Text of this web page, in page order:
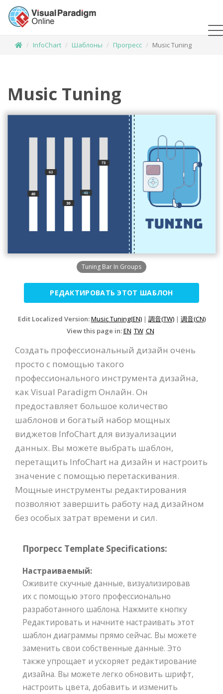
InfoChart Шаблоны Прогресс Music Tuning
Music Tuning
Tuning Bar In Groups
РЕДАКТИРОВАТЬ ЭТОТ ШАБЛОН
Edit Localized Version:Music Tuning(EN)| 調音(TW)| 调音(CN)
View this page in:EN TW CN
Создать профессиональный дизайн очень
просто с помощью такого
профессионального инструмента дизайна,
как Visual Paradigm Онлайн. Он
предоставляет большое количество
шаблонов и богатый набор мощных
виджетов InfoChart для визуализации
данных. Вы можете выбрать шаблон,
перетащить InfoChart на дизайн и настроить
значение с помощью перетаскивания.
Мощные инструменты редактирования
позволяют завершить работу над дизайном
без особых затрат времени и сил.
Прогресс Template Specifications:
Настраиваемый:
Оживите скучные данные, визуализировав
их с помощью этого профессионально
разработанного шаблона. Нажмите кнопку
Редактировать и начните настраивать этот
шаблон диаграммы прямо сейчас. Вы можете
заменить свои собственные данные. Это
также упрощает и ускоряет редактирование
дизайна. Вы можете легко обновить шрифт,
настроить цвета, добавить и изменить